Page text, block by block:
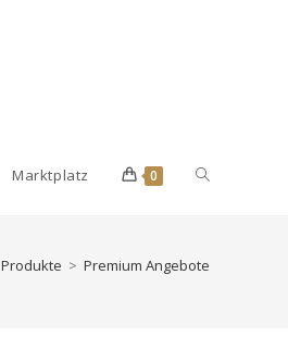
Marktplatz 0 Website-
Produkte > Premium Angebote